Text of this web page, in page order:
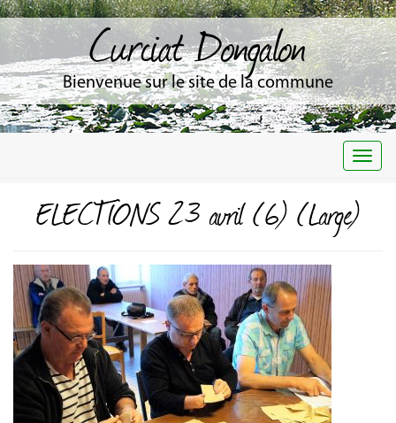
Curciat Dongalon
Bienvenue sur le site de la commune
ELECTIONS 23 avril (6) (Large)